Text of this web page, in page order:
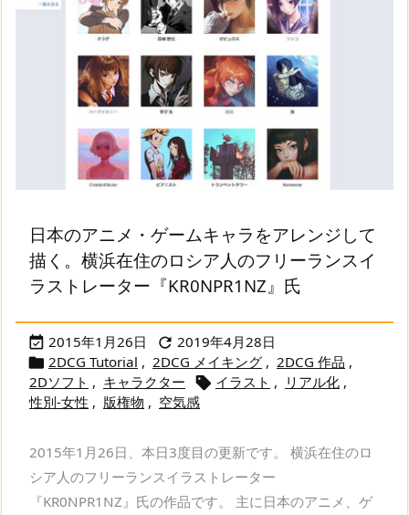
日本のアニメ・ゲームキャラをアレンジして
描く。横浜在住のロシア人のフリーランスイ
ラストレーター『KR0NPR1NZ』氏
 2015年1月26日  2019年4月28日
 2DCG Tutorial , 2DCG メイキング , 2DCG 作品 ,
2Dソフト , キャラクター  イラスト , リアル化 ,
性別-女性 , 版権物 , 空気感
2015年1月26日、本日3度目の更新です。 横浜在住のロ
シア人のフリーランスイラストレーター
『KR0NPR1NZ』氏の作品です。 主に日本のアニメ、ゲ